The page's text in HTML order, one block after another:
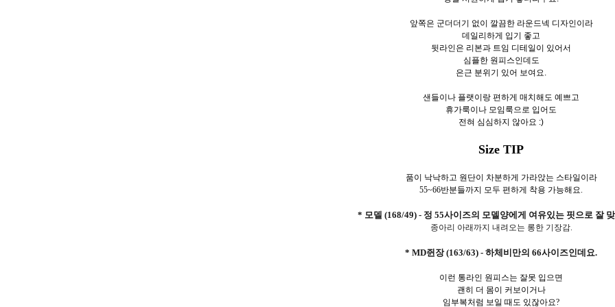
앞쪽은 군더더기 없이 깔끔한 라운드넥 디자인이라
데일리하게 입기 좋고
뒷라인은 리본과 트임 디테일이 있어서
심플한 원피스인데도
은근 분위기 있어 보여요.
샌들이나 플랫이랑 편하게 매치해도 예쁘고
휴가룩이나 모임룩으로 입어도
전혀 심심하지 않아요 :)
Size TIP
품이 낙낙하고 원단이 차분하게 가라앉는 스타일이라
55~66반분들까지 모두 편하게 착용 가능해요.
* 모델 (168/49) - 정 55사이즈의 모델양에게 여유있는 핏으로 잘
종아리 아래까지 내려오는 롱한 기장감.
* MD쥔장 (163/63) - 하체비만의 66사이즈인데요.
이런 통라인 원피스는 잘못 입으면
괜히 더 몸이 커보이거나
임부복처럼 보일 때도 있잖아요?